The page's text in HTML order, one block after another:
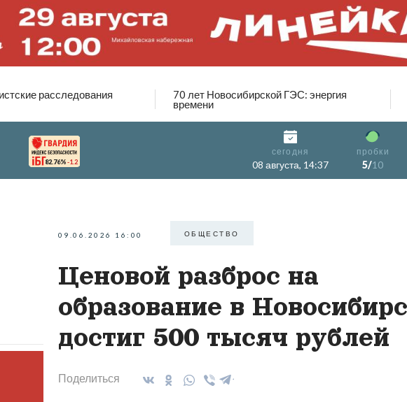
расследования 70 лет Новосибирской ГЭС: энергия
времени
82.76% -1.2
сегодня
08 августа, 14:37
пробки
5/10
09.06.2026 16:00 ОБЩЕСТВО
Ценовой разброс на
образование в
достиг 500 тысяч рублей
Поделиться